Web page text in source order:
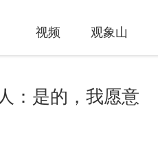
视频 观象山
：是的，我愿意